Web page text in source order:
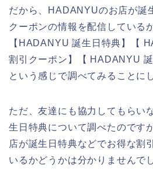
だから、HADANYUのお店が誕
クーポンの情報を配信している
【HADANYU 誕生日特典】【
割引クーポン】【 HADANYU
という感じで調べてみることに
ただ、友達にも協力してもらい
生日特典について調べたのです
店が誕生日特典などでお得な割
いるかどうかは分かりませんで